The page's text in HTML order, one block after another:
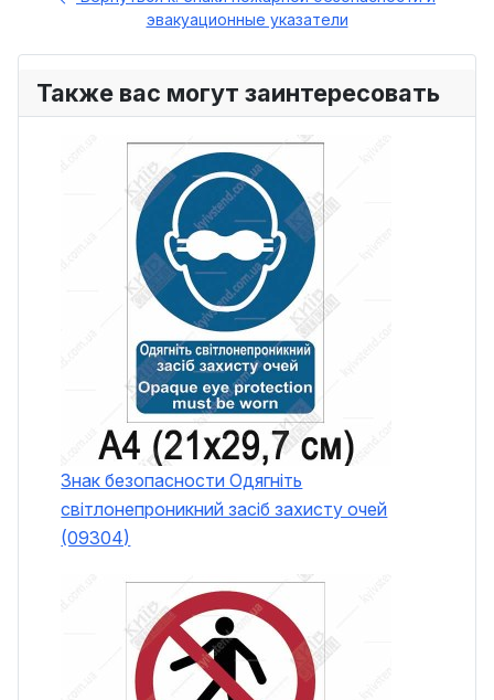
эвакуационные указатели
Также вас могут заинтересовать
Знак безопасности Одягніть
світлонепроникний засіб захисту очей
(09304)